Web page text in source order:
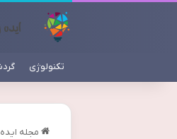
تکنولوژی
مجله